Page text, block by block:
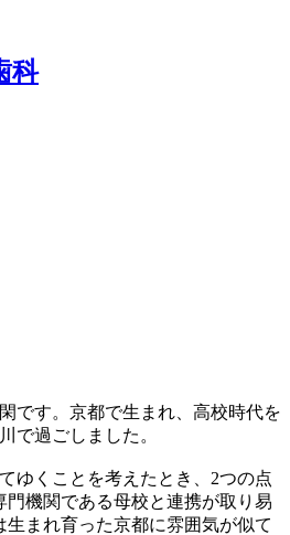
です。京都で生まれ、高校時代を
で過ごしました。
ゆくことを考えたとき、2つの点
門機関である母校と連携が取り易
生まれ育った京都に雰囲気が似て